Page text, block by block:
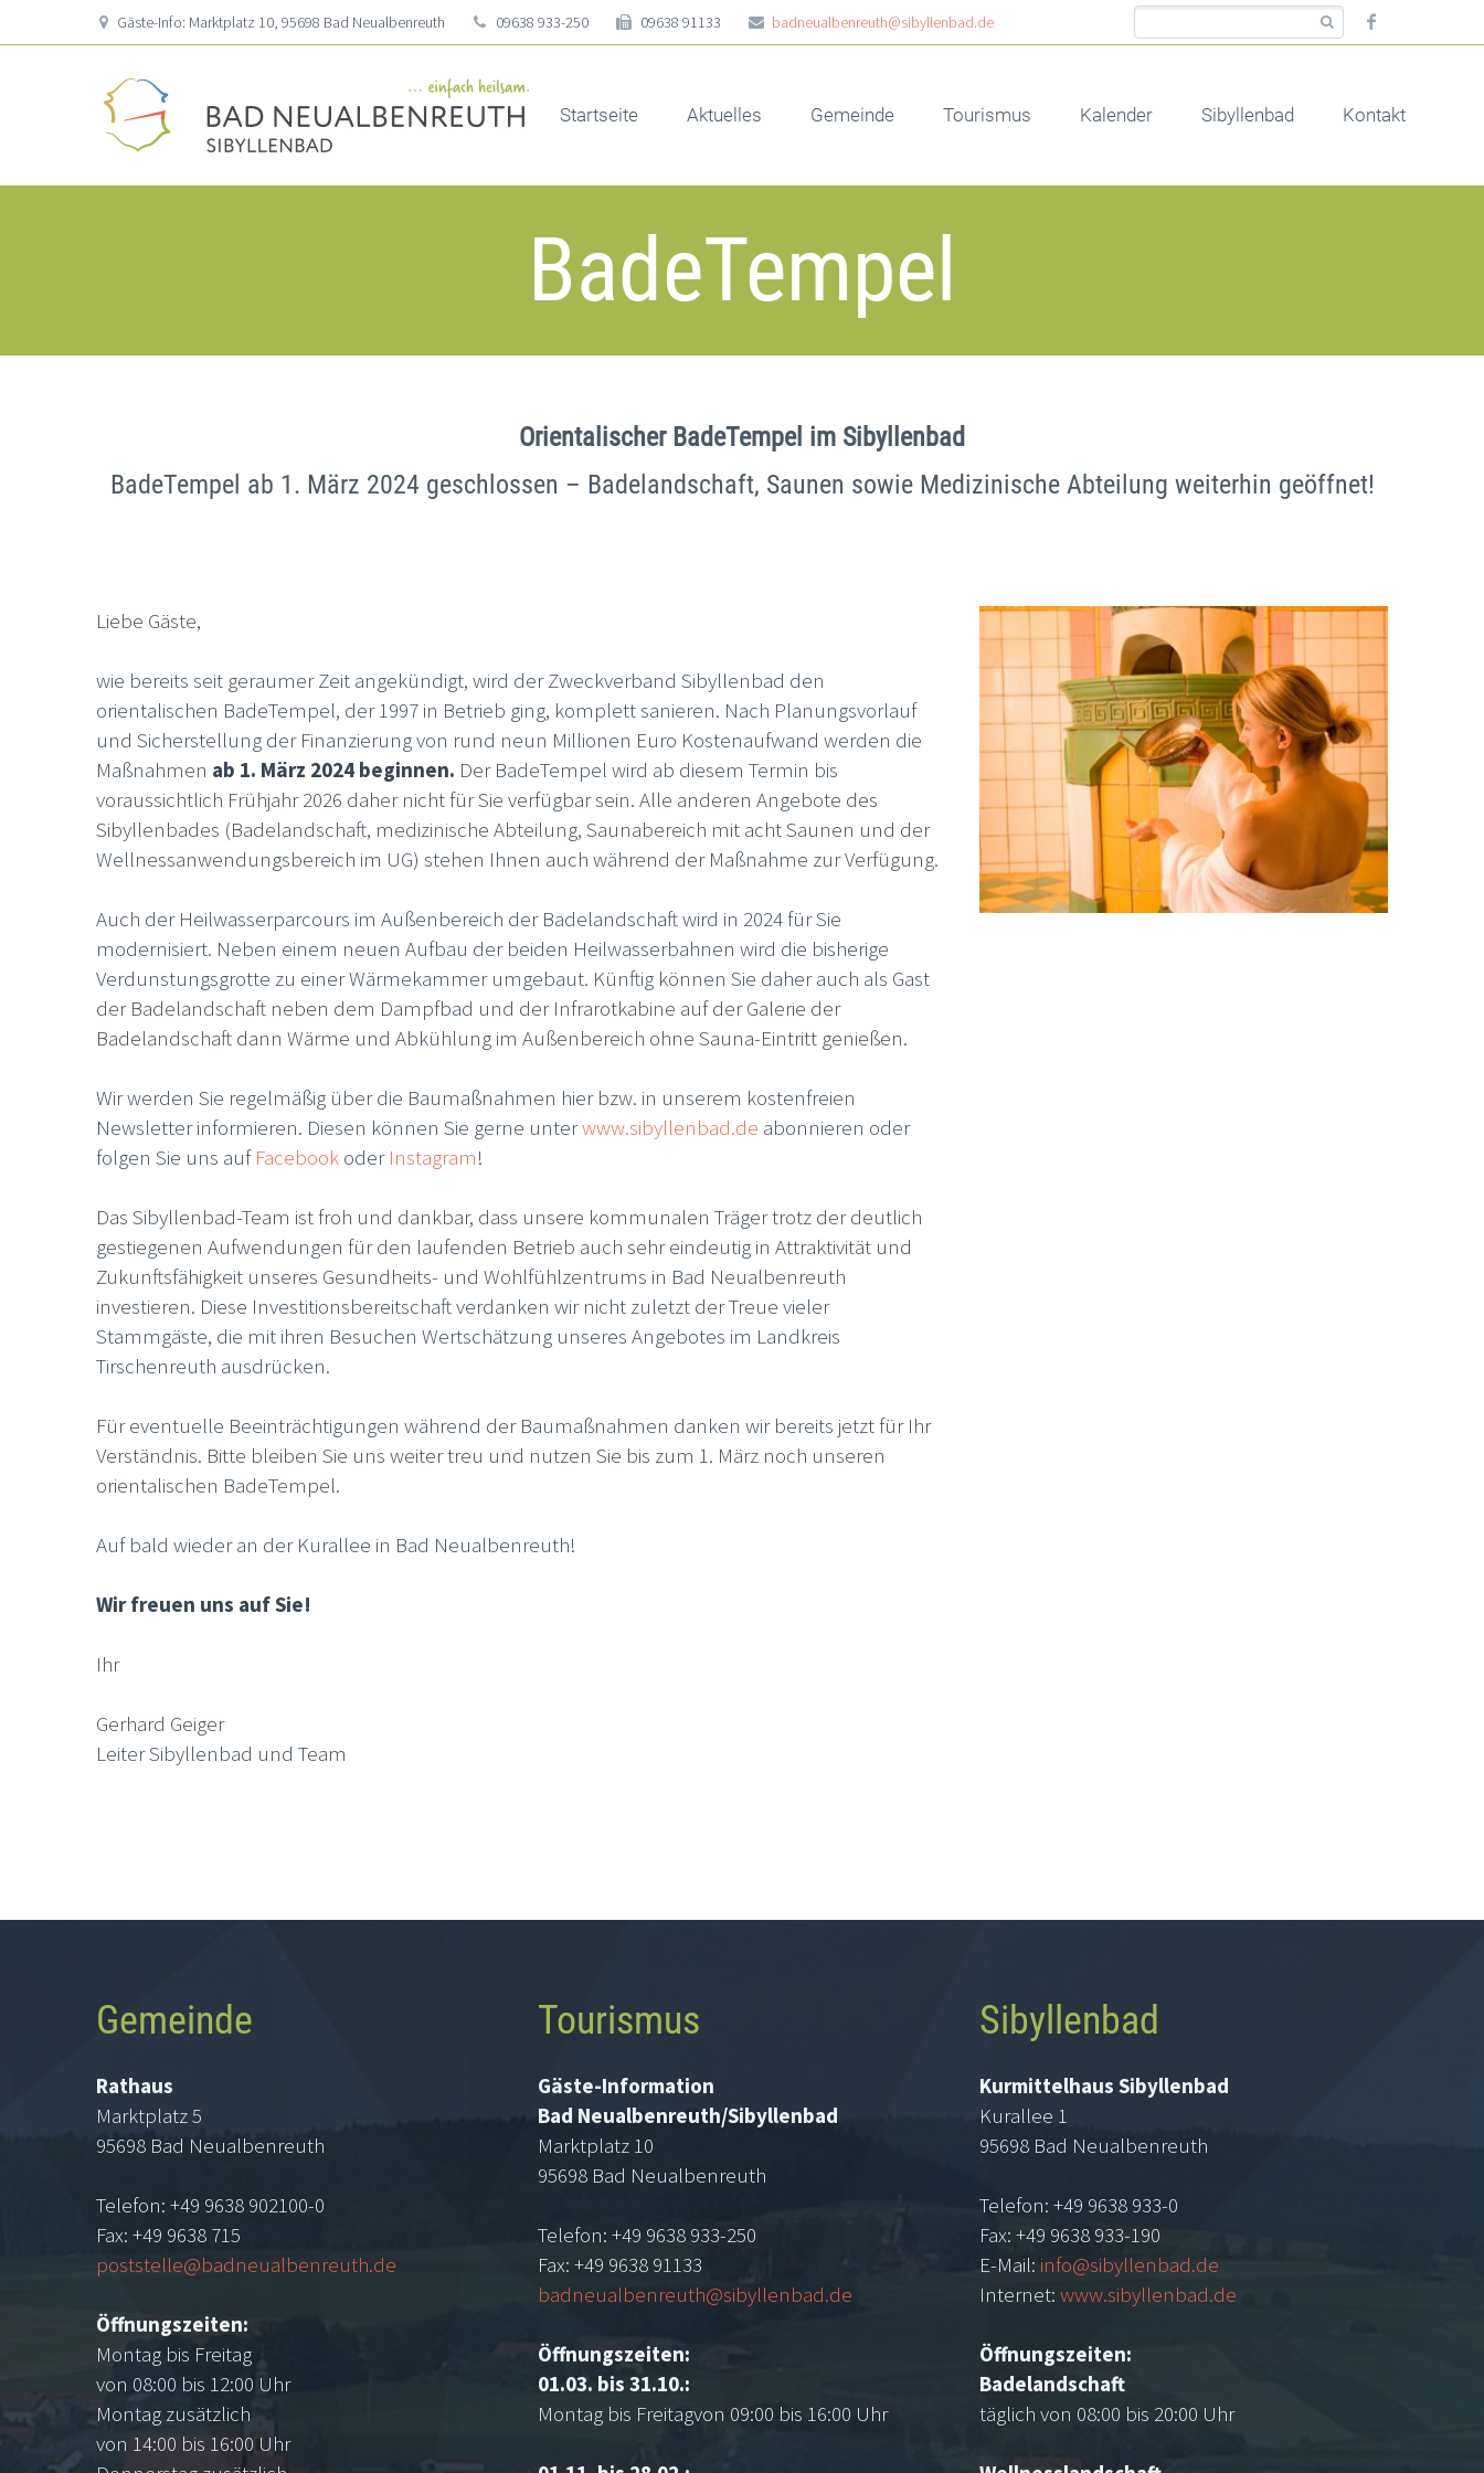
Gäste-Info: Marktplatz 10, 95698 Bad Neualbenreuth 09638 933-250 09638 91133 badneualbenreuth@sibyllenbad.de
Startseite Aktuelles Gemeinde Tourismus Kalender Sibyllenbad Kontakt
BadeTempel
Orientalischer BadeTempel im Sibyllenbad
BadeTempel ab 1. März 2024 geschlossen – Badelandschaft, Saunen sowie Medizinische Abteilung weiterhin geöffnet!
Liebe Gäste,
wie bereits seit geraumer Zeit angekündigt, wird der Zweckverband Sibyllenbad den
orientalischen BadeTempel, der 1997 in Betrieb ging, komplett sanieren. Nach Planungsvorlauf
und Sicherstellung der Finanzierung von rund neun Millionen Euro Kostenaufwand werden die
Maßnahmen ab 1. März 2024 beginnen. Der BadeTempel wird ab diesem Termin bis
voraussichtlich Frühjahr 2026 daher nicht für Sie verfügbar sein. Alle anderen Angebote des
Sibyllenbades (Badelandschaft, medizinische Abteilung, Saunabereich mit acht Saunen und der
Wellnessanwendungsbereich im UG) stehen Ihnen auch während der Maßnahme zur Verfügung.
Auch der Heilwasserparcours im Außenbereich der Badelandschaft wird in 2024 für Sie
modernisiert. Neben einem neuen Aufbau der beiden Heilwasserbahnen wird die bisherige
Verdunstungsgrotte zu einer Wärmekammer umgebaut. Künftig können Sie daher auch als Gast
der Badelandschaft neben dem Dampfbad und der Infrarotkabine auf der Galerie der
Badelandschaft dann Wärme und Abkühlung im Außenbereich ohne Sauna-Eintritt genießen.
Wir werden Sie regelmäßig über die Baumaßnahmen hier bzw. in unserem kostenfreien
Newsletter informieren. Diesen können Sie gerne unterwww.sibyllenbad.de abonnieren oder
folgen Sie uns auf Facebook oder Instagram!
Das Sibyllenbad-Team ist froh und dankbar, dass unsere kommunalen Träger trotz der deutlich
gestiegenen Aufwendungen für den laufenden Betrieb auch sehr eindeutig in Attraktivität und
Zukunftsfähigkeit unseres Gesundheits- und Wohlfühlzentrums in Bad Neualbenreuth
investieren. Diese Investitionsbereitschaft verdanken wir nicht zuletzt der Treue vieler
Stammgäste, die mit ihren Besuchen Wertschätzung unseres Angebotes im Landkreis
Tirschenreuth ausdrücken.
Für eventuelle Beeinträchtigungen während der Baumaßnahmen danken wir bereits jetzt für Ihr
Verständnis. Bitte bleiben Sie uns weiter treu und nutzen Sie bis zum 1. März noch unseren
orientalischen BadeTempel.
Auf bald wieder an der Kurallee in Bad Neualbenreuth!
Wir freuen uns auf Sie!
Ihr
Gerhard Geiger
Leiter Sibyllenbad und Team
Gemeinde
Rathaus
Marktplatz 5
95698 Bad Neualbenreuth
Telefon: +49 9638 902100-0
Fax: +49 9638 715
poststelle@badneualbenreuth.de
Öffnungszeiten:
Montag bis Freitag
von 08:00 bis 12:00 Uhr
Montag zusätzlich
von 14:00 bis 16:00 Uhr
Tourismus
Gäste-Information
Bad Neualbenreuth/Sibyllenbad
Marktplatz 10
95698 Bad Neualbenreuth
Telefon: +49 9638 933-250
Fax: +49 9638 91133
badneualbenreuth@sibyllenbad.de
Öffnungszeiten:
01.03. bis 31.10.:
Montag bis Freitagvon 09:00 bis 16:00 Uhr
Sibyllenbad
Kurmittelhaus Sibyllenbad
Kurallee 1
95698 Bad Neualbenreuth
Telefon: +49 9638 933-0
Fax: +49 9638 933-190
E-Mail: info@sibyllenbad.de
Internet: www.sibyllenbad.de
Öffnungszeiten:
Badelandschaft
täglich von 08:00 bis 20:00 Uhr